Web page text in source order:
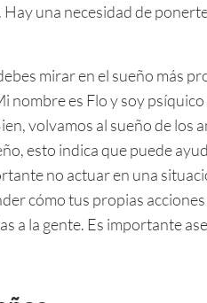
una necesidad de
mirar en el sueño más
nombre es Flo y soy
volvamos al sueño de los
esto indica que puede
no actuar en una
cómo tus propias
a la gente. Es importante